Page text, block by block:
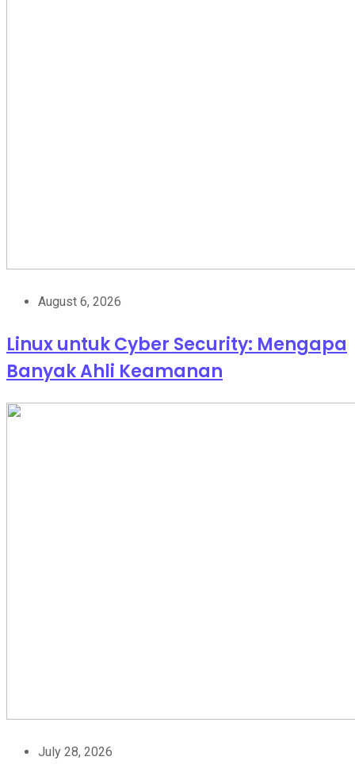
August 6, 2026
Linux untuk Cyber Security: Mengapa
Banyak Ahli Keamanan
July 28, 2026